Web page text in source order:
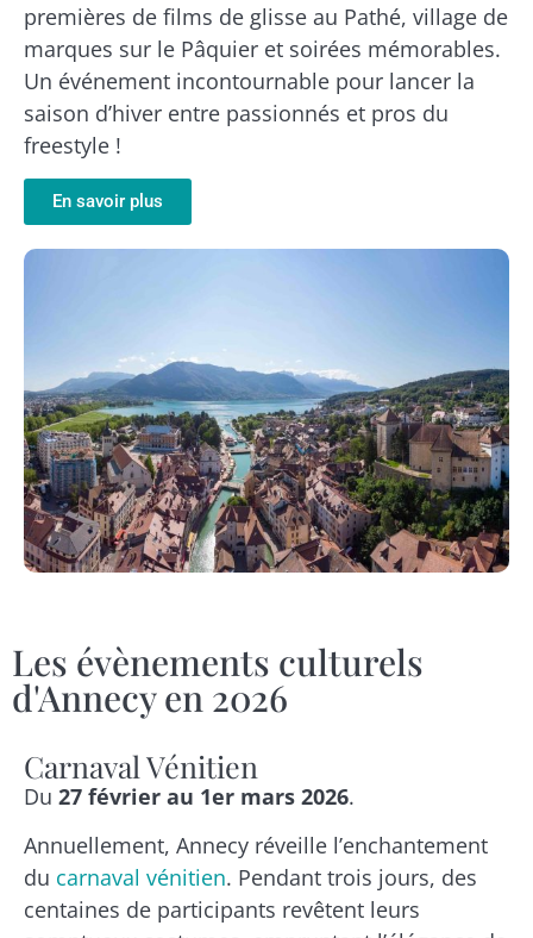
premières de films de glisse au Pathé, village de
marques sur le Pâquier et soirées mémorables.
Un événement incontournable pour lancer la
saison d’hiver entre passionnés et pros du
freestyle !
En savoir plus
Les évènements culturels
d'Annecy en 2026
Carnaval Vénitien
Du 27 février au 1er mars 2026.
Annuellement, Annecy réveille l’enchantement
du carnaval vénitien. Pendant trois jours, des
centaines de participants revêtent leurs